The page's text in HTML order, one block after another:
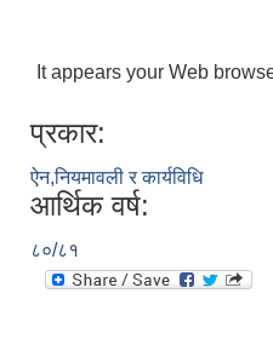
It appears your Web
प्रकार:
ऐन,नियमावली र कार्यविधि
आर्थिक वर्ष:
८०/८१